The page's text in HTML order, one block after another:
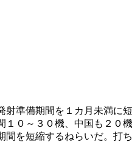
準備期間を１カ月未満
０～３０機、中国も２
を短縮するねらいだ。打